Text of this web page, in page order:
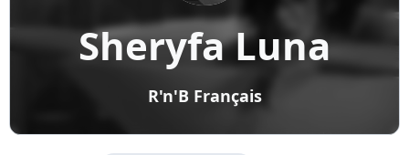
Sheryfa Luna
R'n'B Français